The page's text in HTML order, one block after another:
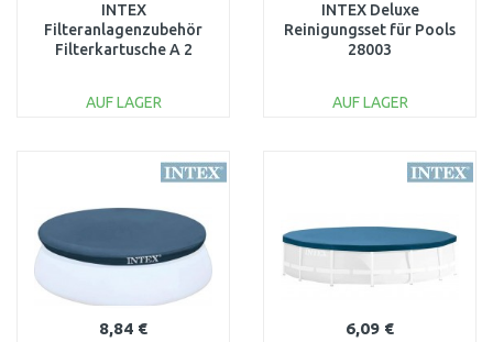
INTEX
Filteranlagenzubehör
Filterkartusche A 2
AUF LAGER
INTEX Deluxe
Reinigungsset für Pools
28003
AUF LAGER
8,84 € 6,09 €